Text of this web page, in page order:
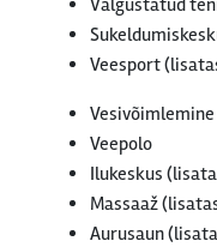
Valgustatud
Veesport
Vesivõimlemine
Veepolo
Ilukeskus
Massaaž
Aurusaun